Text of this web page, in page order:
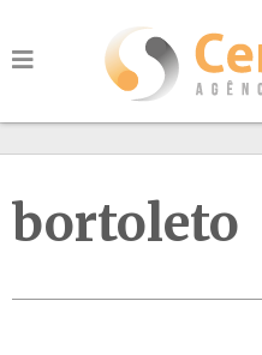
bortoleto